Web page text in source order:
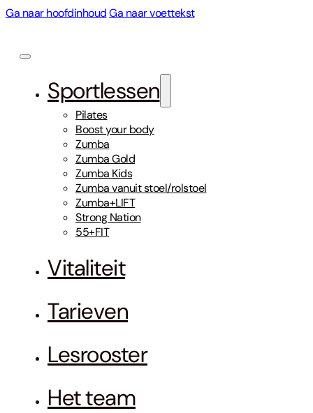
Ga naar hoofdinhoudGa naar voettekst
Sportlessen
Pilates
Boost your body
Zumba
Zumba Gold
Zumba Kids
Zumba vanuit stoel/rolstoel
Zumba+LIFT
Strong Nation
55+FIT
Vitaliteit
Tarieven
Lesrooster
Het team